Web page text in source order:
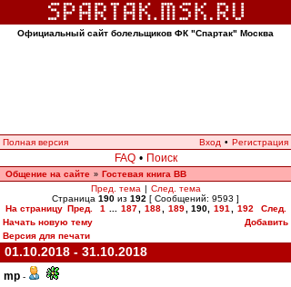
Официальный сайт болельщиков ФК "Спартак" Москва
Полная версия Вход • Регистрация
FAQ • Поиск
Общение на сайте » Гостевая книга ВВ
Пред. тема | След. тема
Страница 190 из 192 [ Сообщений: 9593 ]
На страницу Пред. 1 187 188 189 190, 191 192
След.
Начать новую тему
Добавить
Версия для печати
01.10.2018 - 31.10.2018
mp -